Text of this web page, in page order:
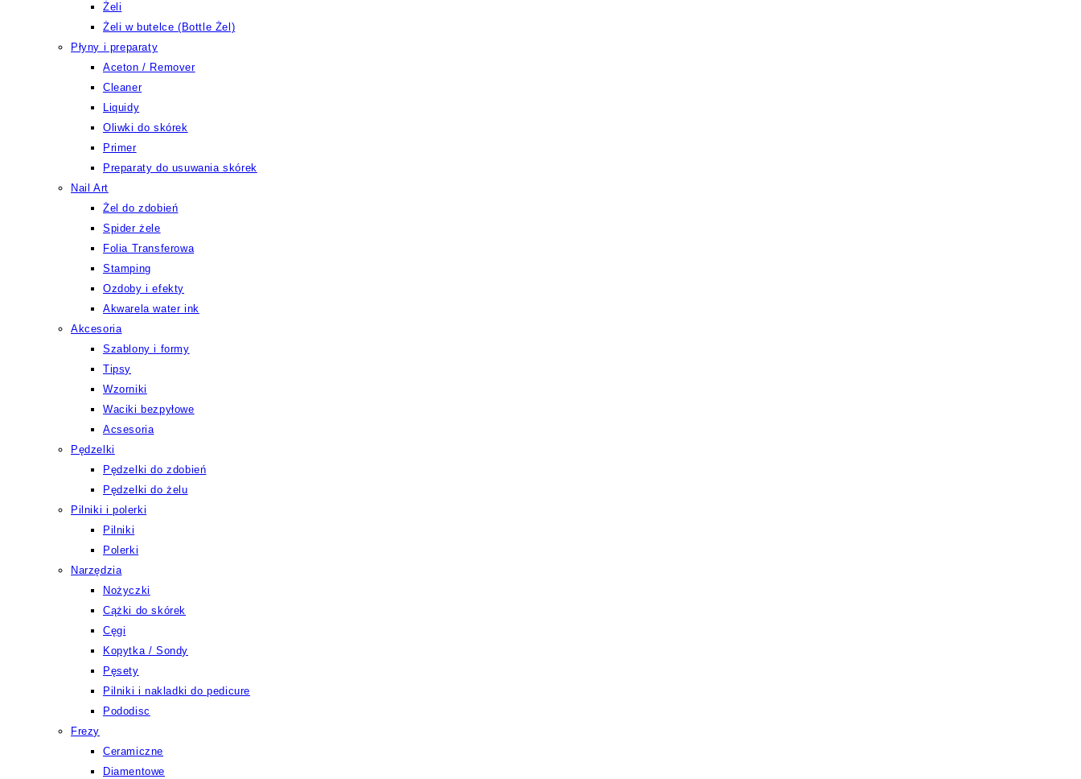
Żeli
Żeli w butelce (Bottle Żel)
Płyny i preparaty
Aceton / Remover
Cleaner
Liquidy
Oliwki do skórek
Primer
Preparaty do usuwania skórek
Nail Art
Żel do zdobień
Spider żele
Folia Transferowa
Stamping
Ozdoby i efekty
Akwarela water ink
Akcesoria
Szablony i formy
Tipsy
Wzorniki
Waciki bezpyłowe
Acsesoria
Pędzelki
Pędzelki do zdobień
Pędzelki do żelu
Pilniki i polerki
Pilniki
Polerki
Narzędzia
Nożyczki
Cążki do skórek
Cęgi
Kopytka / Sondy
Pęsety
Pilniki i nakladki do pedicure
Pododisc
Frezy
Ceramiczne
Diamentowe